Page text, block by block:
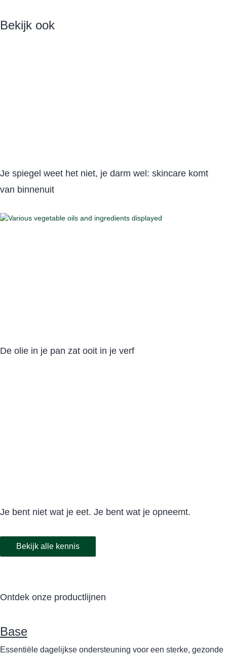
Bekijk ook
Je spiegel weet het niet, je darm wel: skincare komt
van binnenuit
De olie in je pan zat ooit in je verf
Je bent niet wat je eet. Je bent wat je opneemt.
Bekijk alle kennis
Ontdek onze productlijnen
Base
Essentiële dagelijkse ondersteuning voor een sterke, gezonde